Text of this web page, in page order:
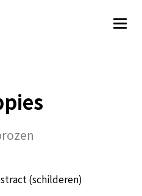
(schilderen)